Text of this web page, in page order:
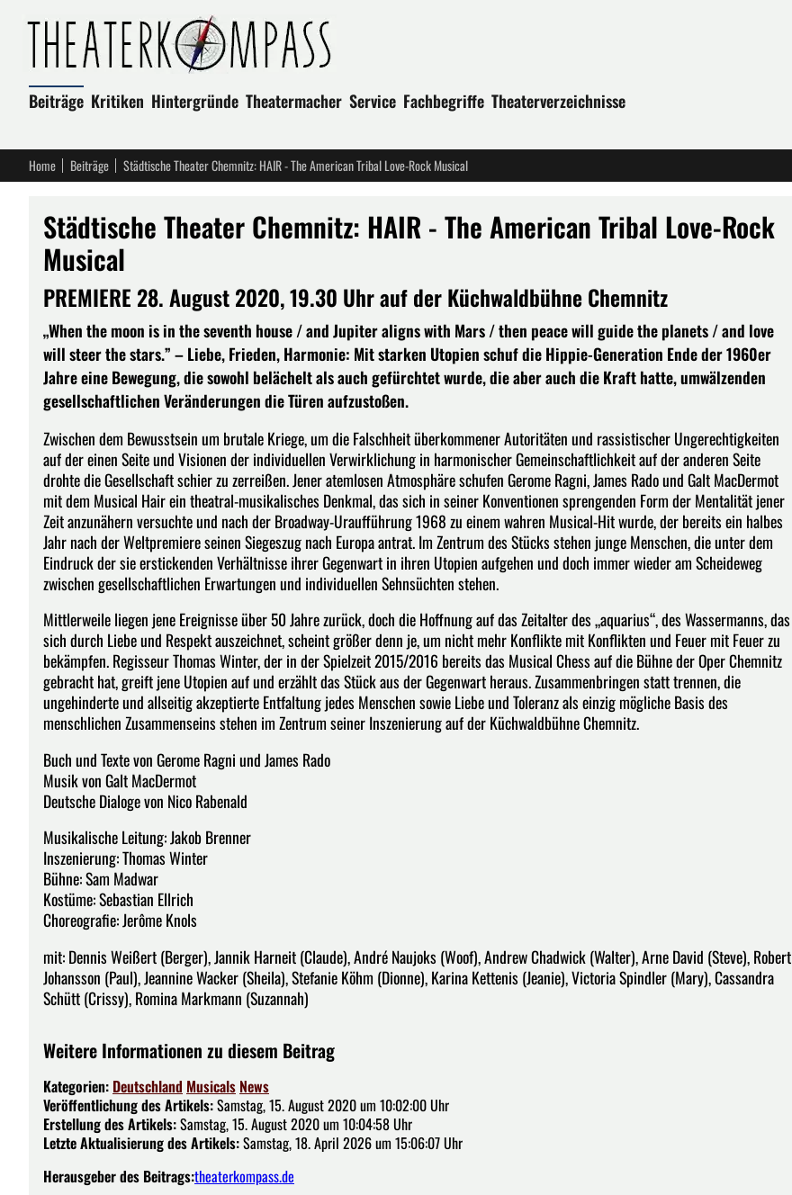
Beiträge Kritiken Hintergründe Theatermacher Service Fachbegriffe Theaterverzeichnisse
Home Beiträge Städtische Theater Chemnitz: HAIR - The American Tribal Love-Rock Musical
Städtische Theater Chemnitz: HAIR - The American Tribal Love-Rock
Musical
PREMIERE 28. August 2020, 19.30 Uhr auf der Küchwaldbühne Chemnitz
„When the moon is in the seventh house / and Jupiter aligns with Mars / then peace will guide the planets / and love
will steer the stars.” – Liebe, Frieden, Harmonie: Mit starken Utopien schuf die Hippie-Generation Ende der 1960er
Jahre eine Bewegung, die sowohl belächelt als auch gefürchtet wurde, die aber auch die Kraft hatte, umwälzenden
gesellschaftlichen Veränderungen die Türen aufzustoßen.
Zwischen dem Bewusstsein um brutale Kriege, um die Falschheit überkommener Autoritäten und rassistischer Ungerechtigkeiten
auf der einen Seite und Visionen der individuellen Verwirklichung in harmonischer Gemeinschaftlichkeit auf der anderen Seite
drohte die Gesellschaft schier zu zerreißen. Jener atemlosen Atmosphäre schufen Gerome Ragni, James Rado und Galt MacDermot
mit dem Musical Hair ein theatral-musikalisches Denkmal, das sich in seiner Konventionen sprengenden Form der Mentalität jener
Zeit anzunähern versuchte und nach der Broadway-Uraufführung 1968 zu einem wahren Musical-Hit wurde, der bereits ein halbes
Jahr nach der Weltpremiere seinen Siegeszug nach Europa antrat. Im Zentrum des Stücks stehen junge Menschen, die unter dem
Eindruck der sie erstickenden Verhältnisse ihrer Gegenwart in ihren Utopien aufgehen und doch immer wieder am Scheideweg
zwischen gesellschaftlichen Erwartungen und individuellen Sehnsüchten stehen.
Mittlerweile liegen jene Ereignisse über 50 Jahre zurück, doch die Hoffnung auf das Zeitalter des „aquarius“, des Wassermanns, das
sich durch Liebe und Respekt auszeichnet, scheint größer denn je, um nicht mehr Konflikte mit Konflikten und Feuer mit Feuer zu
bekämpfen. Regisseur Thomas Winter, der in der Spielzeit 2015/2016 bereits das Musical Chess auf die Bühne der Oper Chemnitz
gebracht hat, greift jene Utopien auf und erzählt das Stück aus der Gegenwart heraus. Zusammenbringen statt trennen, die
ungehinderte und allseitig akzeptierte Entfaltung jedes Menschen sowie Liebe und Toleranz als einzig mögliche Basis des
menschlichen Zusammenseins stehen im Zentrum seiner Inszenierung auf der Küchwaldbühne Chemnitz.
Buch und Texte von Gerome Ragni und James Rado
Musik von Galt MacDermot
Deutsche Dialoge von Nico Rabenald
Musikalische Leitung: Jakob Brenner
Inszenierung: Thomas Winter
Bühne: Sam Madwar
Kostüme: Sebastian Ellrich
Choreografie: Jerôme Knols
mit: Dennis Weißert (Berger), Jannik Harneit (Claude), André Naujoks (Woof), Andrew Chadwick (Walter), Arne David (Steve), Robert
Johansson (Paul), Jeannine Wacker (Sheila), Stefanie Köhm (Dionne), Karina Kettenis (Jeanie), Victoria Spindler (Mary), Cassandra
Schütt (Crissy), Romina Markmann (Suzannah)
Weitere Informationen zu diesem Beitrag
Kategorien: Deutschland Musicals News
Veröffentlichung des Artikels:Samstag, 15. August 2020 um 10:02:00 Uhr
Erstellung des Artikels:Samstag, 15. August 2020 um 10:04:58 Uhr
Letzte Aktualisierung des Artikels:Samstag, 18. April 2026 um 15:06:07 Uhr
Herausgeber des Beitrags:theaterkompass.de